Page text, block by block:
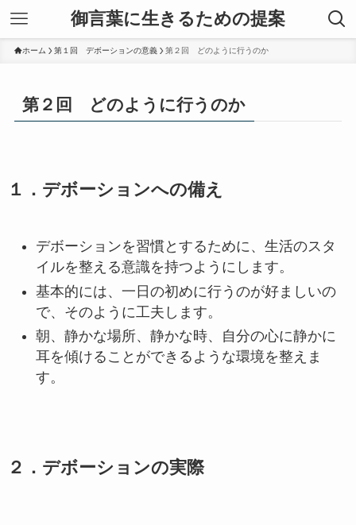
御言葉に生きるための提案
ホーム 第１回 デボーションの意義 第２回 どのように行うのか
第２回 どのように行うのか
１．デボーションへの備え
デボーションを習慣とするために、生活のスタ
イルを整える意識を持つようにします。
基本的には、一日の初めに行うのが好ましいの
で、そのように工夫します。
朝、静かな場所、静かな時、自分の心に静かに
耳を傾けることができるような環境を整えま
す。
２．デボーションの実際